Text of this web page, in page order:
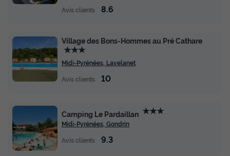
ROCAMADOUR TRIBU - 3 chambres
Annulation gratuite
Surface
32m²
Adultes
Avis clients
8.6
Village des Bons-Hommes au Pré Cathare
★★★
Midi-Pyrénées, Lavelanet
Avis clients
10
Camping Le Pardaillan ★★★
Midi-Pyrénées, Gondrin
Avis clients
9.3